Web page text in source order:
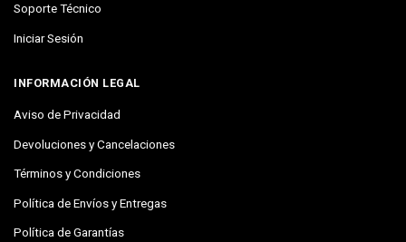
Soporte Técnico
Iniciar Sesión
INFORMACIÓN LEGAL
Aviso de Privacidad
Devoluciones y Cancelaciones
Términos y Condiciones
Política de Envíos y Entregas
Política de Garantías